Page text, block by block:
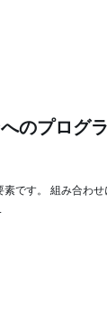
のプログ
です。 組み合わせ